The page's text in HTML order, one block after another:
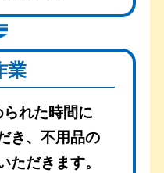
業
れた時間に
き、不用品の
ただきます。